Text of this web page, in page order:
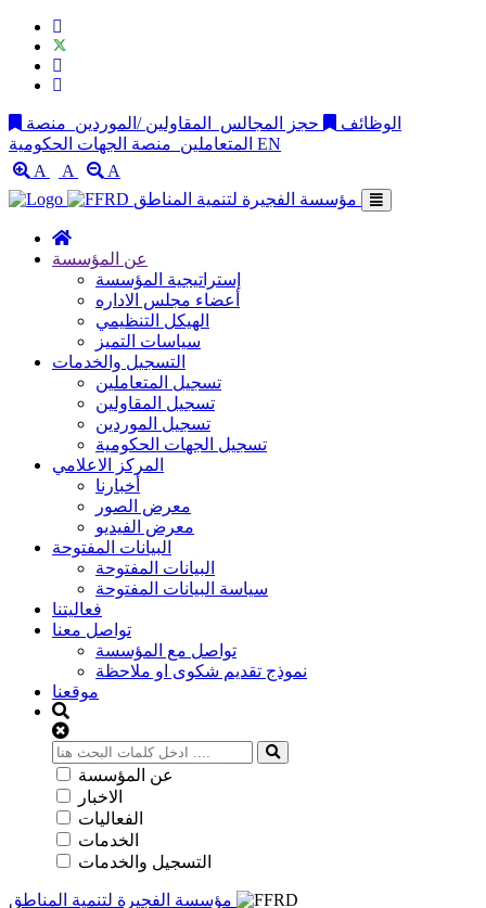
الوظائف حجز المجالس المقاولين /الموردين منصة
المتعاملين EN
A
A
A
عن المؤسسة
إستراتيجية المؤسسة
أعضاء مجلس الاداره
الهيكل التنظيمي
سياسات التميز
التسجيل والخدمات
تسجيل المتعاملين
تسجيل المقاولين
تسجيل الموردين
تسجيل الجهات الحكومية
المركز الاعلامي
أخبارنا
معرض الصور
معرض الفيديو
البيانات المفتوحة
البيانات المفتوحة
سياسة البيانات المفتوحة
فعاليتنا
تواصل معنا
تواصل مع المؤسسة
نموذج تقديم شكوى او ملاحظة
موقعنا
عن المؤسسة
الاخبار
الفعاليات
الخدمات
التسجيل والخدمات